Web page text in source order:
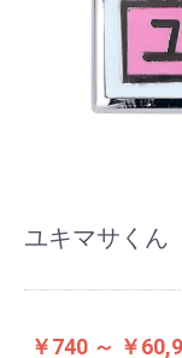
ユキマサく
￥740 ～ ￥